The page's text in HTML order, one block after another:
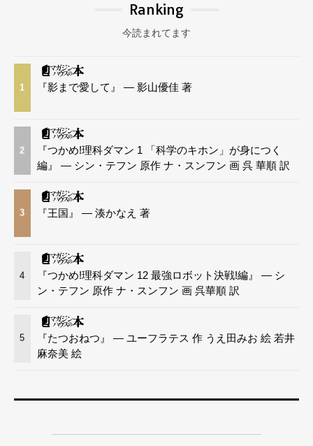
Ranking
今読まれてます
1 『影まで愛して』 — 影山優佳 著
2
『つかめ!理科ダマン 1 「科学のキホン」が身につく
編』 — シン・テフン 原作 ナ・スンフン 画 呉 華順 訳
3 『王国』 — 湊かなえ 著
4
『つかめ!理科ダマン 12 最強ロボット決戦!編』 — シ
ン・テフン 原作 ナ・スンフン 画 呉華順 訳
5
『たつおねつ』 — ユーフラテス 作 うえ田みお 絵 若井
麻奈美 絵